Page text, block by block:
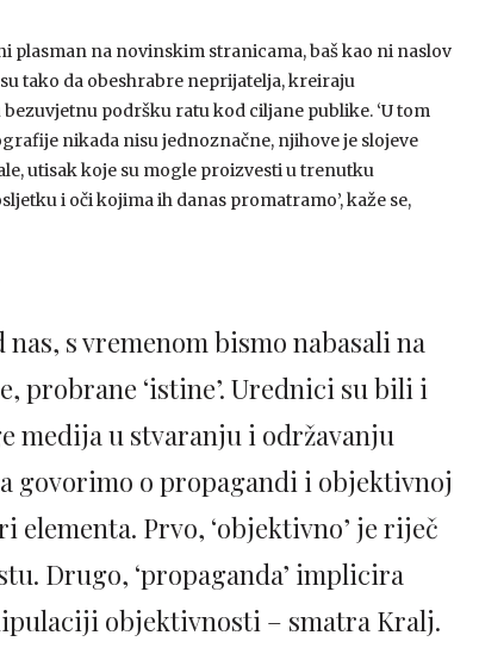
plasman na novinskim stranicama, baš kao ni naslov
tako da obeshrabre neprijatelja, kreiraju
podršku ratu kod ciljane publike. ‘U tom
nikada nisu jednoznačne, njihove je slojeve
utisak koje su mogle proizvesti u trenutku
i oči kojima ih danas promatramo’, kaže se,
s vremenom bismo nabasali na
probrane ‘istine’. Urednici su bili i
medija u stvaranju i održavanju
govorimo o propagandi i objektivnoj
Prvo, ‘objektivno’ je riječ
Drugo, ‘propaganda’ implicira
objektivnosti – smatra Kralj.